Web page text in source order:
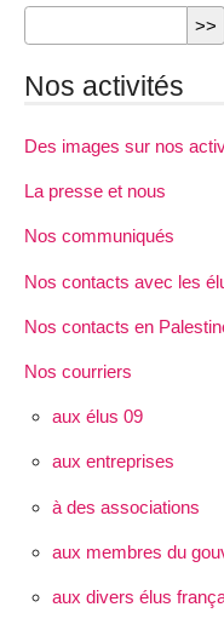
Nos activités
Des images sur nos
La presse et nous
Nos communiqués
Nos contacts avec les
Nos contacts en
Nos courriers
aux élus 09
aux entreprises
à des associations
aux membres du
aux divers élus